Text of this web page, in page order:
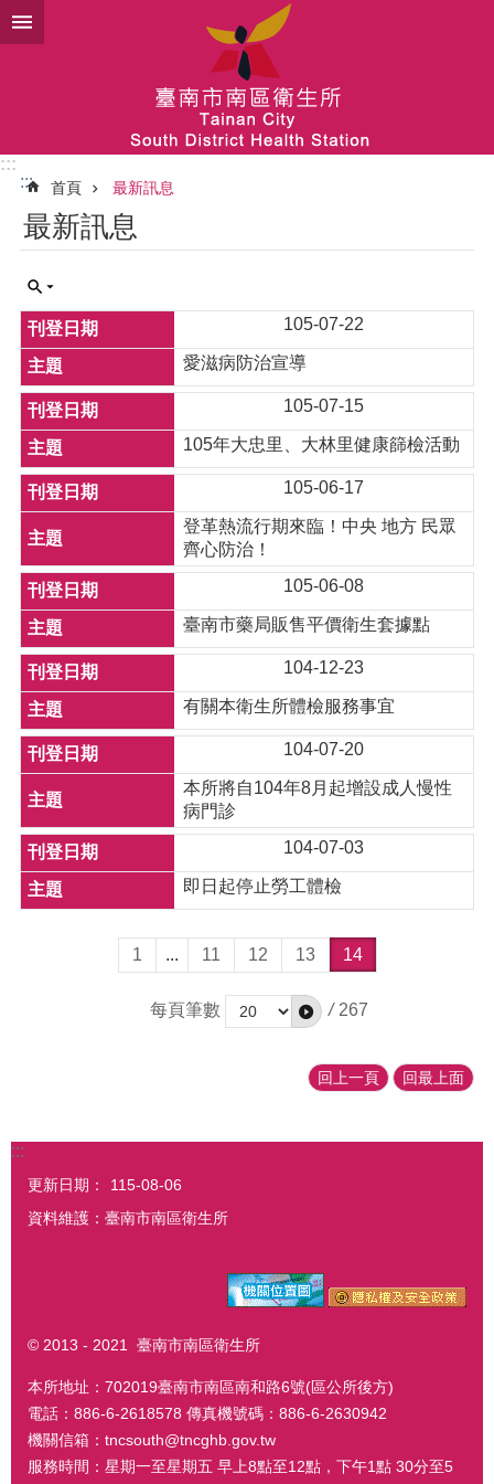
跳到主要內容區塊
:::
:::
首頁 最新訊息
最新訊息
105-07-22
愛滋病防治宣導
105-07-15
105年大忠里、大林里健康篩檢活動
105-06-17
登革熱流行期來臨！中央 地方 民眾
齊心防治！
105-06-08
臺南市藥局販售平價衛生套據點
104-12-23
有關本衛生所體檢服務事宜
104-07-20
本所將自104年8月起增設成人慢性
病門診
104-07-03
即日起停止勞工體檢
1 ... 11 12 13 14
每頁筆數 / 267
回上一頁 回最上面
:::
更新日期：
115-08-06
資料維護：臺南市南區衛生所
© 2013 - 2021 臺南市南區衛生所
本所地址：702019臺南市南區南和路6號(區公所後方)
電話：886-6-2618578 傳真機號碼：886-6-2630942
機關信箱：tncsouth@tncghb.gov.tw
服務時間：星期一至星期五 早上8點至12點，下午1點 30分至5